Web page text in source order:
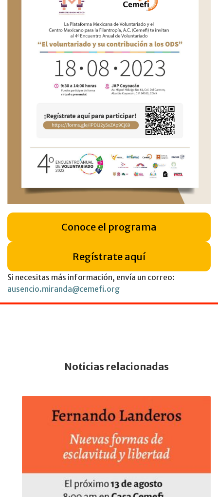
Conoce el programa
Regístrate aquí
Si necesitas más información, envía un correo:
ausencio.miranda@cemefi.org
Noticias relacionadas